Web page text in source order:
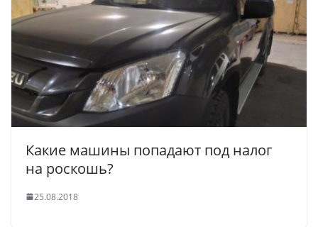
Какие машины попадают под налог
на роскошь?
25.08.2018